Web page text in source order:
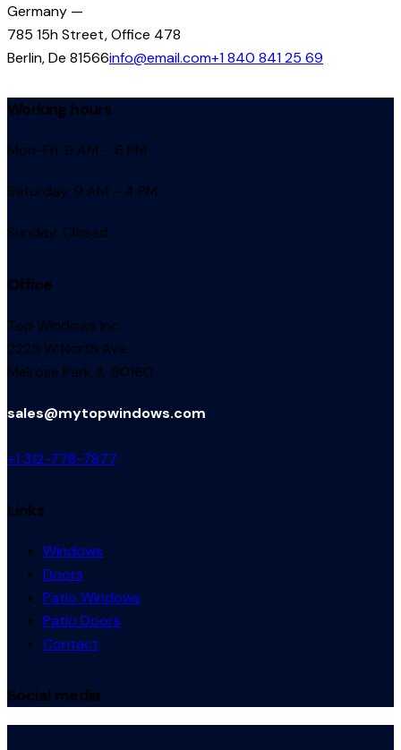
Germany —
785 15h Street, Office 478
Berlin, De 81566info@email.com+1 840 841 25 69
Working hours
Mon-Fri: 9 AM – 6 PM
Saturday: 9 AM – 4 PM
Sunday: Closed
Office
Top Windows Inc
2225 W North Ave.
Melrose Park, IL 60160
sales@mytopwindows.com
+1 312-778-7877
Links
Windows
Doors
Patio Windows
Patio Doors
Contact
Social media